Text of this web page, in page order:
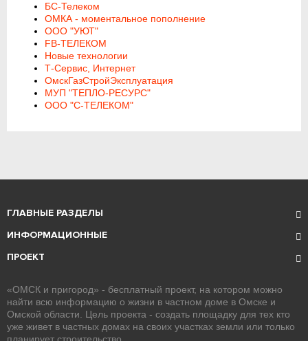
БС-Телеком
ОМКА - моментальное пополнение
ООО "УЮТ"
FB-ТЕЛЕКОМ
Новые технологии
Т-Сервис, Интернет
ОмскГазСтройЭксплуатация
МУП "ТЕПЛО-РЕСУРС"
ООО "С-ТЕЛЕКОМ"
ГЛАВНЫЕ РАЗДЕЛЫ
ИНФОРМАЦИОННЫЕ
ПРОЕКТ
«ОМСК и пригород» - бесплатный проект, на котором можно
найти всю информацию о жизни в частном доме в Омске и
Омской области. Цель проекта - создать площадку для тех кто
уже живет в частных домах на своих участках земли или только